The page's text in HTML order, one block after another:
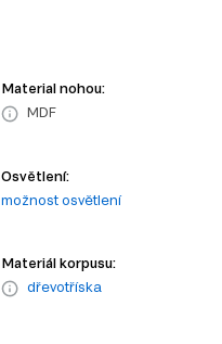
Material nohou:
MDF
Osvětlení:
možnost osvětlení
Materiál korpusu:
dřevotříska